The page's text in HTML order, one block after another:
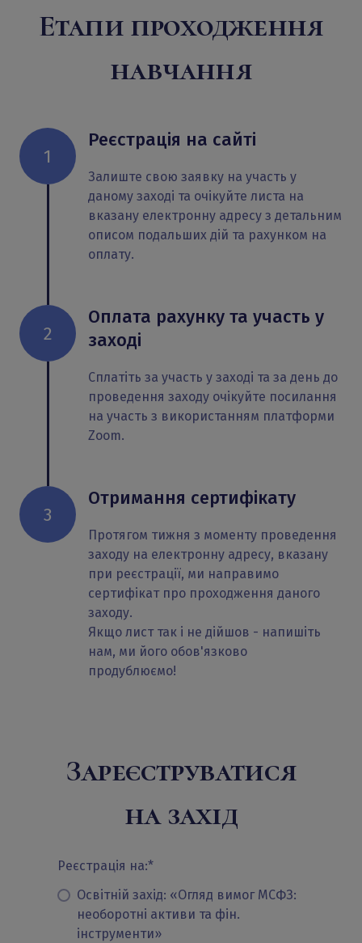
Етапи проходження
навчання
1
Реєстрація на сайті
Залиште свою заявку на участь у
даному заході та очікуйте листа на
вказану електронну адресу з детальним
описом подальших дій та рахунком на
оплату.
2
Оплата рахунку та участь у
заході
Сплатіть за участь у заході та за день до
проведення заходу очікуйте посилання
на участь з використанням платформи
Zoom.
3
Отримання сертифікату
Протягом тижня з моменту проведення
заходу на електронну адресу, вказану
при реєстрації, ми направимо
сертифікат про проходження даного
заходу.
Якщо лист так і не дійшов - напишіть
нам, ми його обов'язково
продублюємо!
Зареєструватися
на захід
Реєстрація на:*
Освітній захід: «Огляд вимог МСФЗ:
необоротні активи та фін.
інструменти»